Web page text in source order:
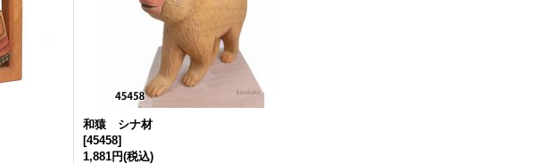
和猿 シナ材
[45458]
1,881円(税込)